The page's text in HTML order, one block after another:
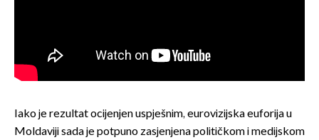
Iako je rezultat ocijenjen uspješnim, eurovizijska euforija u
Moldaviji sada je potpuno zasjenjena političkom i medijskom